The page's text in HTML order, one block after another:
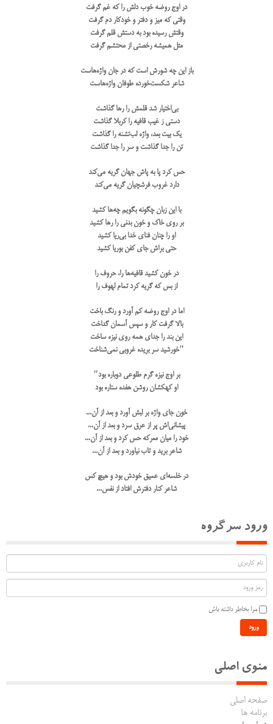
در اوج روضه خوب دلش را که غم گرفت
وقتی که میز و دفتر و خودکار دم گرفت
وقتش رسیده بود به دستش قلم گرفت
مثل همیشه رخصتی از محتشم گرفت
باز این چه شورش است که در جان واژه‌ها‌ست
شاعر شکست‌خورده طوفان واژه‌ها‌ست
بی‌اختیار شد قلمش را رها گذاشت
دستی ز غیب قافیه را کربلا گذاشت
یک بیت بعد، واژه لب‌تشنه را گذاشت
تن را جدا گذاشت و سر را جدا گذاشت
حس کرد پا به پاش جهان گریه می‌کند
دارد غروب فرشچیان گریه می‌کند
با این زبان چگونه بگویم چه‌ها کشید
بر روی خاک و خون بدنی را رها کشید
او را چنان فنای خدا بی‌ریا کشید
حتی براش جای کفن بوریا کشید
در خون کشید قافیه‌ها را، حروف را
از بس که گریه کرد تمام لهوف را
اما در اوج روضه کم آورد و رنگ باخت
بالا گرفت کار و سپس آسمان گداخت
این بند را جدای همه روی نیزه ساخت
"خورشید سر بریده غروبی نمی‌شناخت
بر اوج نیزه گرم طلوعی دوباره بود"
او کهکشان روشن هفده ستاره بود
خون جای واژه بر لبش آورد و بعد از آن...
پیشانی‌اش پر از عرق سرد و بعد از آن...
خود را میان معرکه حس کرد و بعد از آن...
شاعر برید و تاب نیاورد و بعد از آن...
در خلسه‌ای عمیق خودش بود و هیچ کس
شاعر کنار دفترش افتاد از نفس...
ورود سرگروه
مرا بخاطر داشته باش
ورود
منوی اصلی
صفحه اصلی
برنامه ها